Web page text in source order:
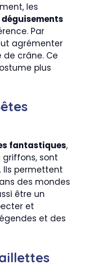
les
Par
agrémenter
crâne. Ce
plus
fantastiques,
sont
Ils permettent
des mondes
être un
et
et des